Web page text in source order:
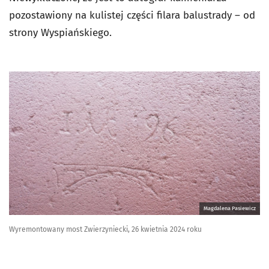
pozostawiony na kulistej części filara balustrady – od
strony Wyspiańskiego.
Magdalena Pasiewicz
Wyremontowany most Zwierzyniecki, 26 kwietnia 2024 roku